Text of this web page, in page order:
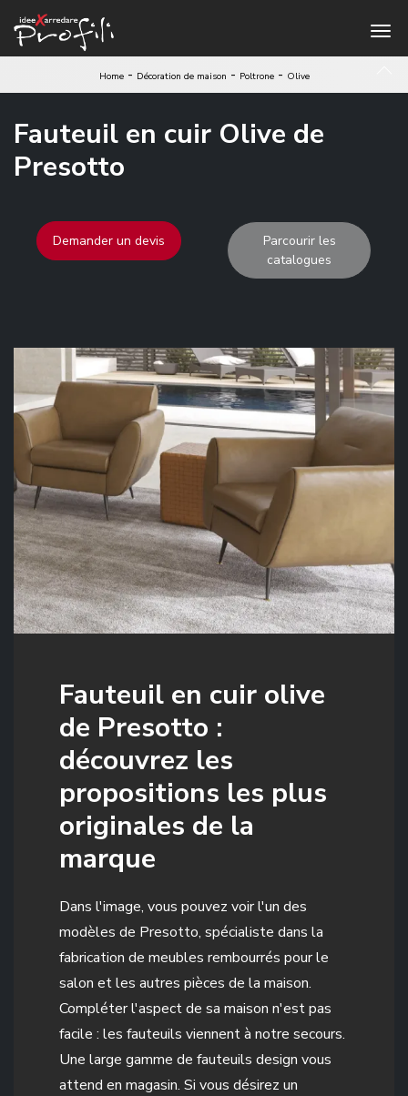
Home- Décoration de maison - Poltrone - Olive
Fauteuil en cuir Olive de
Presotto
Demander un devis
Parcourir les
catalogues
Fauteuil en cuir olive
de Presotto :
découvrez les
propositions les plus
originales de la
marque
Dans l'image, vous pouvez voir l'un des
modèles de Presotto, spécialiste dans la
fabrication de meubles rembourrés pour le
salon et les autres pièces de la maison.
Compléter l'aspect de sa maison n'est pas
facile : les fauteuils viennent à notre secours.
Une large gamme de fauteuils design vous
attend en magasin. Si vous désirez un